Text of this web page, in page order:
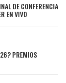
DE CONFERENCIA
EN VIVO
PREMIOS